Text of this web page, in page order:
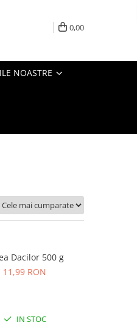
0,00
NOASTRE
Dacilor 500 g
11,99 RON
IN STOC